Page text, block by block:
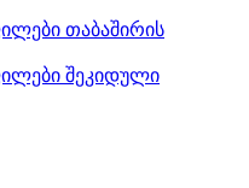
თაბაშირის
შეკიდული